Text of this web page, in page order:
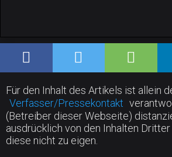
Für den Inhalt des Artikels ist allein
Verfasser/Pressekontakt
(Betreiber dieser Webseite)
ausdrücklich von den Inhalten
diese nicht zu eigen.